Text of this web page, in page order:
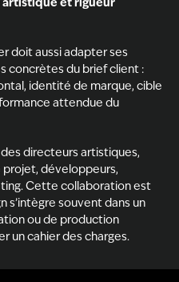
doit aussi adapter ses
concrètes du brief client :
identité de marque, cible
attendue du
directeurs artistiques,
projet, développeurs,
Cette collaboration est
s’intègre souvent dans un
ou de production
un cahier des charges.